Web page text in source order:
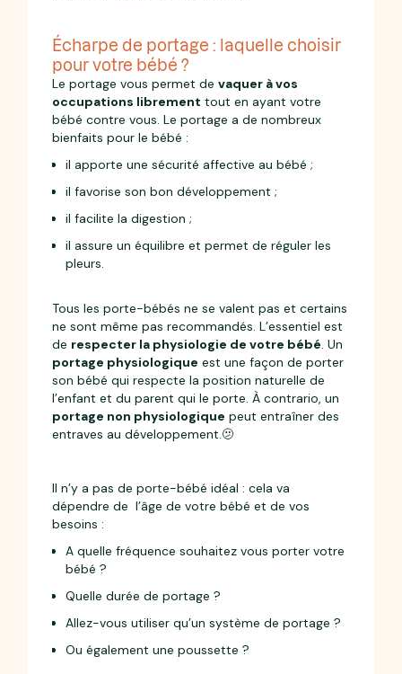
Écharpe de portage : laquelle choisir
pour votre bébé ?
Le portage vous permet devaquer à vos
occupations librement tout en ayant votre
bébé contre vous. Le portage a de nombreux
bienfaits pour le bébé :
il apporte une sécurité affective au bébé ;
il favorise son bon développement ;
il facilite la digestion ;
il assure un équilibre et permet de réguler les
pleurs.
Tous les porte-bébés ne se valent pas et certains
ne sont même pas recommandés. L’essentiel est
de respecter la physiologie de votre bébé. Un
portage physiologique est une façon de porter
son bébé qui respecte la position naturelle de
l’enfant et du parent qui le porte. À contrario, un
portage non physiologique peut entraîner des
entraves au développement.🫤
Il n’y a pas de porte-bébé idéal : cela va
dépendre de l’âge de votre bébé et de vos
besoins :
A quelle fréquence souhaitez vous porter votre
bébé ?
Quelle durée de portage ?
Allez-vous utiliser qu’un système de portage ?
Ou également une poussette ?